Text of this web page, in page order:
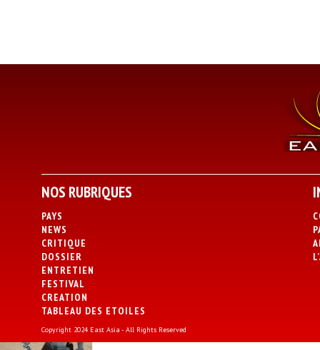
NOS RUBRIQUES
PAYS
NEWS
CRITIQUE
DOSSIER
ENTRETIEN
FESTIVAL
CREATION
TABLEAU DES ETOILES
Copyright 2024 East Asia - All Rights Reserved